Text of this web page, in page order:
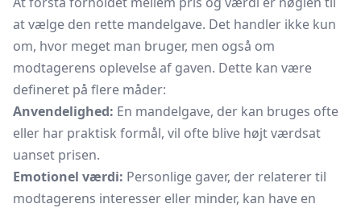
at vælge den rette mandelgave. Det handler ikke kun
om, hvor meget man bruger, men også om
modtagerens oplevelse af gaven. Dette kan være
defineret på flere måder:
Anvendelighed: En mandelgave, der kan bruges ofte
eller har praktisk formål, vil ofte blive højt værdsat
uanset prisen.
Emotionel værdi: Personlige gaver, der relaterer til
modtagerens interesser eller minder, kan have en